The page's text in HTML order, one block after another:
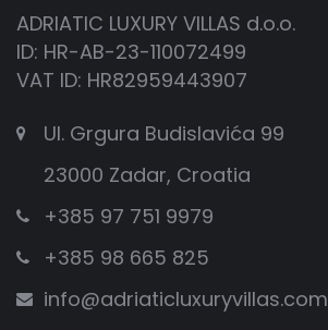
ADRIATIC LUXURY VILLAS d.o.o.
ID: HR-AB-23-110072499
VAT ID: HR82959443907
Ul. Grgura Budislavića 99
23000 Zadar, Croatia
+385 97 751 9979
+385 98 665 825
info@adriaticluxuryvillas.com